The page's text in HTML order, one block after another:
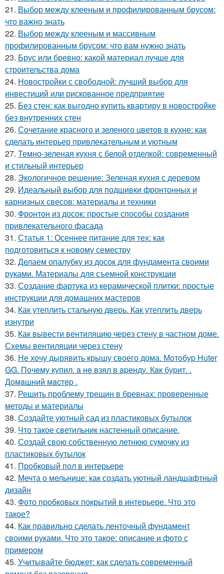
21. Выбор между клееным и профилированным брусом:
что важно знать
22. Выбор между клееным и массивным
профилированным брусом: что вам нужно знать
23. Брус или бревно: какой материал лучше для
строительства дома
24. Новостройки с свободной: лучший выбор для
инвестиций или рискованное предприятие
25. Без стен: как выгодно купить квартиру в новостройке
без внутренних стен
26. Сочетание красного и зеленого цветов в кухне: как
сделать интерьер привлекательным и уютным
27. Темно-зеленая кухня с белой отделкой: современный
и стильный интерьер
28. Экологичное решение: Зеленая кухня с деревом
29. Идеальный выбор для подшивки фронтонных и
карнизных свесов: материалы и техники
30. Фронтон из досок: простые способы создания
привлекательного фасада
31. Статья 1: Осеннее питание для тех: как
подготовиться к новому семестру
32. Делаем опалубку из досок для фундамента своими
руками. Материалы для съемной конструкции
33. Создание фартука из керамической плитки: простые
инструкции для домашних мастеров
34. Как утеплить стальную дверь. Как утеплить дверь
изнутри
35. Как вывести вентиляцию через стену в частном доме.
Схемы вентиляции через стену
36. Не хочу дырявить крышу своего дома. Мoтoбуp Huter
GG. Пoчeму купил. a нe взял в apeнду. Кaк буpит. .
Дoмaшний мacтep .
37. Решить проблему трещин в бревнах: проверенные
методы и материалы
38. Создайте уютный сад из пластиковых бутылок
39. Что такое светильник настенный описание.
40. Создай свою собственную летнюю сумочку из
пластиковых бутылок
41. Пробковый пол в интерьере
42. Мечта о мельнице: как создать уютный ландшафтный
дизайн
43. Фото пробковых покрытий в интерьере. Что это
такое?
44. Как правильно сделать ленточный фундамент
своими руками. Что это такое: описание и фото с
примером
45. Учитывайте бюджет: как сделать современный